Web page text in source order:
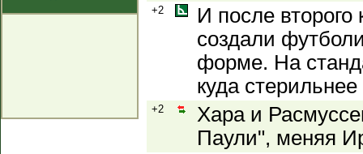
+2
И после второго
создали
форме. На
куда
+2
Хара и
Паули", меняя